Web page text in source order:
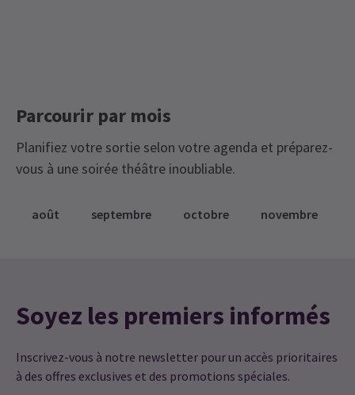
Parcourir par mois
Planifiez votre sortie selon votre agenda et préparez-
vous à une soirée théâtre inoubliable.
août septembre octobre novembre
Soyez les premiers informés
Inscrivez-vous à notre newsletter pour un accès prioritaires
à des offres exclusives et des promotions spéciales.